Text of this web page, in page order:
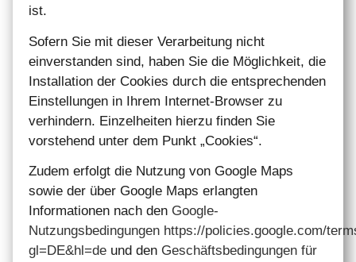
ist.
Sofern Sie mit dieser Verarbeitung nicht
einverstanden sind, haben Sie die Möglichkeit, die
Installation der Cookies durch die entsprechenden
Einstellungen in Ihrem Internet-Browser zu
verhindern. Einzelheiten hierzu finden Sie
vorstehend unter dem Punkt „Cookies“.
Zudem erfolgt die Nutzung von Google Maps
sowie der über Google Maps erlangten
Informationen nach den Google-
Nutzungsbedingungen https://policies.google.com/
gl=DE&hl=deund den Geschäftsbedingungen für